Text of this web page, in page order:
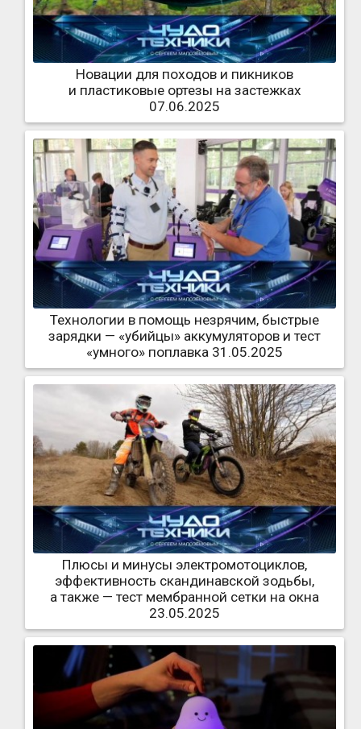
Новации для походов и пикников
и пластиковые ортезы на застежках
07.06.2025
Технологии в помощь незрячим, быстрые
зарядки — «убийцы» аккумуляторов и тест
«умного» поплавка 31.05.2025
Плюсы и минусы электромотоциклов,
эффективность скандинавской зодьбы,
а также — тест мембранной сетки на окна
23.05.2025